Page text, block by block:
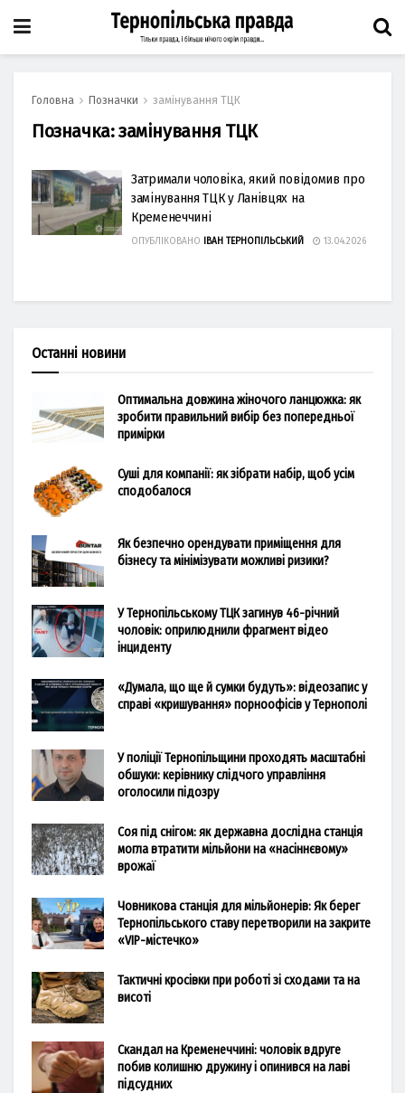
Головна Позначки замінування ТЦК
Позначка:замінування ТЦК
Затримали чоловіка, який повідомив про
замінування ТЦК у Ланівцях на
Кременеччині
ОПУБЛІКОВАНО ІВАН ТЕРНОПІЛЬСЬКИЙ 13.04.2026
Останні новини
Оптимальна довжина жіночого ланцюжка: як
зробити правильний вибір без попередньої
примірки
Суші для компанії: як зібрати набір, щоб усім
сподобалося
Як безпечно орендувати приміщення для
бізнесу та мінімізувати можливі ризики?
У Тернопільському ТЦК загинув 46-річний
чоловік: оприлюднили фрагмент відео
інциденту
«Думала, що ще й сумки будуть»: відеозапис у
справі «кришування» порноофісів у Тернополі
У поліції Тернопільщини проходять масштабні
обшуки: керівнику слідчого управління
оголосили підозру
Соя під снігом: як державна дослідна станція
могла втратити мільйони на «насіннєвому»
врожаї
Човникова станція для мільйонерів: Як берег
Тернопільського ставу перетворили на закрите
«VIP-містечко»
Тактичні кросівки при роботі зі сходами та на
висоті
Скандал на Кременеччині: чоловік вдруге
побив колишню дружину і опинився на лаві
підсудних